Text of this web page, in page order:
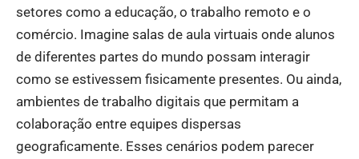
setores como a educação, o trabalho remoto e o
comércio. Imagine salas de aula virtuais onde alunos
de diferentes partes do mundo possam interagir
como se estivessem fisicamente presentes. Ou ainda,
ambientes de trabalho digitais que permitam a
colaboração entre equipes dispersas
geograficamente. Esses cenários podem parecer